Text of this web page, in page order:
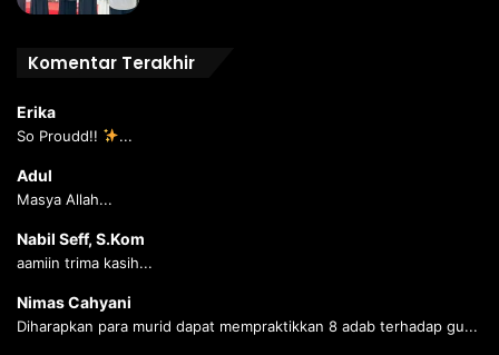
Komentar Terakhir
Erika
So Proudd!! ...
Adul
Masya Allah...
Nabil Seff, S.Kom
aamiin trima kasih...
Nimas Cahyani
Diharapkan para murid dapat mempraktikkan 8 adab terhadap gu...